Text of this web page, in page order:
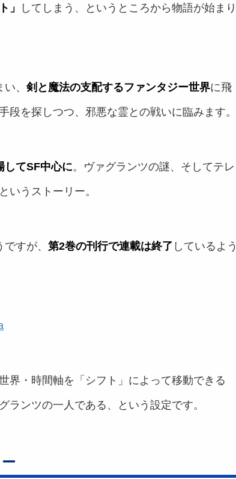
」 してしまう、というところから物語が始まり
、 剣と魔法の支配するファンタジー世界に飛
段を探しつつ、邪悪な霊との戦いに臨みます。
してSF中心に。ヴァグランツの謎、そしてテレ
いうストーリー。
すが、 第2巻の刊行で連載は終了 しているよう
界・時間軸を「シフト」によって移動できる
ランツの一人である、という設定です。